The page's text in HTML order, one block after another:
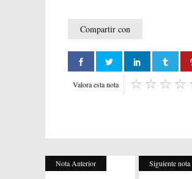
Compartir con
Valora esta nota
Nota Anterior Siguiente nota